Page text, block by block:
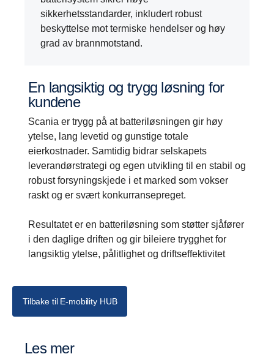
sikkerhetsstandarder, inkludert robust
beskyttelse mot termiske hendelser og høy
grad av brannmotstand.
En langsiktig og trygg løsning for
kundene
Scania er trygg på at batteriløsningen gir høy
ytelse, lang levetid og gunstige totale
eierkostnader. Samtidig bidrar selskapets
leverandørstrategi og egen utvikling til en stabil og
robust forsyningskjede i et marked som vokser
raskt og er svært konkurransepreget.
Resultatet er en batteriløsning som støtter sjåfører
i den daglige driften og gir bileiere trygghet for
langsiktig ytelse, pålitlighet og driftseffektivitet
Tilbake til E-mobility HUB
Les mer